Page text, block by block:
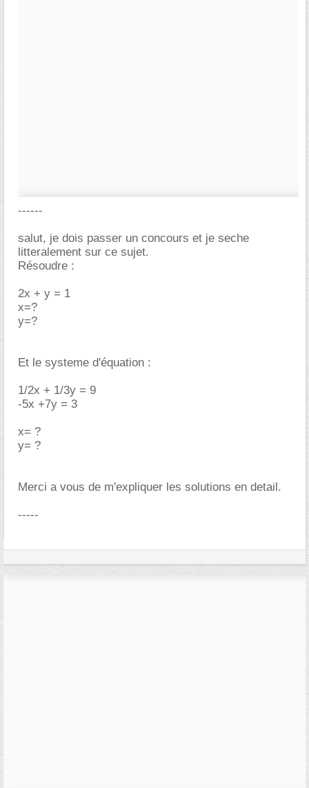
------
salut, je dois passer un concours et je seche
litteralement sur ce sujet.
Résoudre :
2x + y = 1
x=?
y=?
Et le systeme d'équation :
1/2x + 1/3y = 9
-5x +7y = 3
x= ?
y= ?
Merci a vous de m'expliquer les solutions en detail.
-----